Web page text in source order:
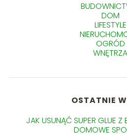
DOM
LIFESTYLE
OGRÓD
WNĘTRZA
OSTATNIE
JAK USUNĄĆ SUPER GLUE Z
DOMOWE